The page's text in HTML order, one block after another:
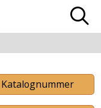
Katalognummer